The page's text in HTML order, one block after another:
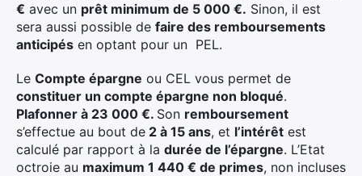
€ avec un prêt minimum de 5 000 €. Sinon, il est
sera aussi possible de faire des remboursements
anticipés en optant pour un PEL.
Le Compte épargne ou CEL vous permet de
constituer un compte épargne non bloqué.
Plafonner à 23 000 €. Son remboursement
s’effectue au bout de 2 à 15 ans, et l’intérêt est
calculé par rapport à la durée de l’épargne. L’Etat
octroie au maximum 1 440 € de primes, non incluses